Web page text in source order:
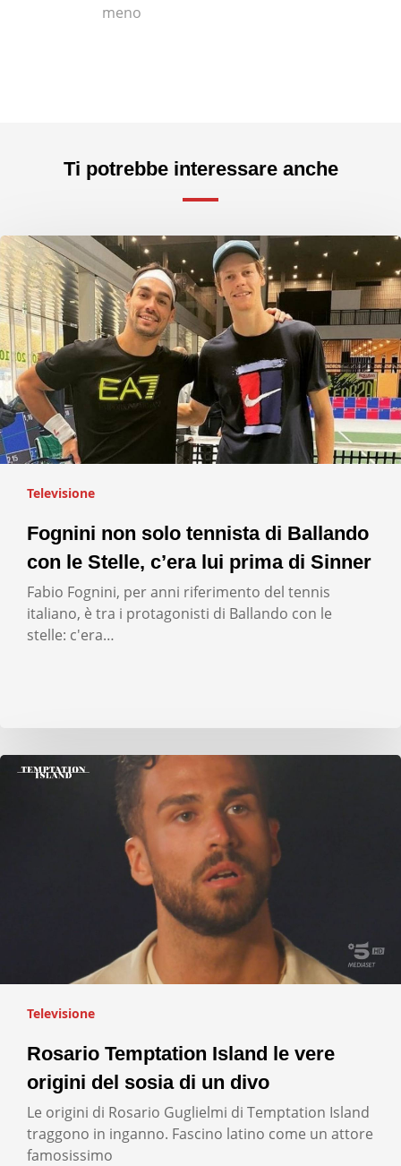
meno
Ti potrebbe interessare anche
Televisione
Fognini non solo tennista di Ballando
con le Stelle, c’era lui prima di Sinner
Fabio Fognini, per anni riferimento del tennis
italiano, è tra i protagonisti di Ballando con le
stelle: c'era…
Televisione
Rosario Temptation Island le vere
origini del sosia di un divo
Le origini di Rosario Guglielmi di Temptation Island
traggono in inganno. Fascino latino come un attore
famosissimo